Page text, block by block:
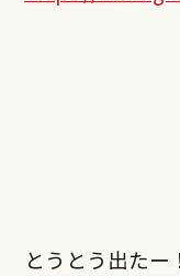
とうとう出たー